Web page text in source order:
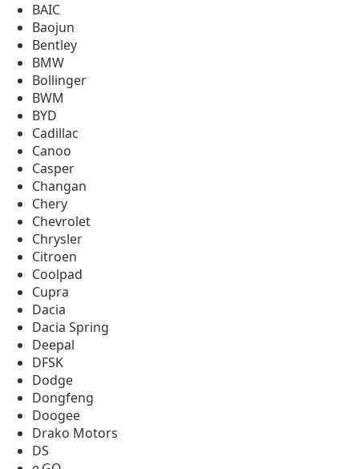
BAIC
Baojun
Bentley
BMW
Bollinger
BWM
BYD
Cadillac
Canoo
Casper
Changan
Chery
Chevrolet
Chrysler
Citroen
Coolpad
Cupra
Dacia
Dacia Spring
Deepal
DFSK
Dodge
Dongfeng
Doogee
Drako Motors
DS